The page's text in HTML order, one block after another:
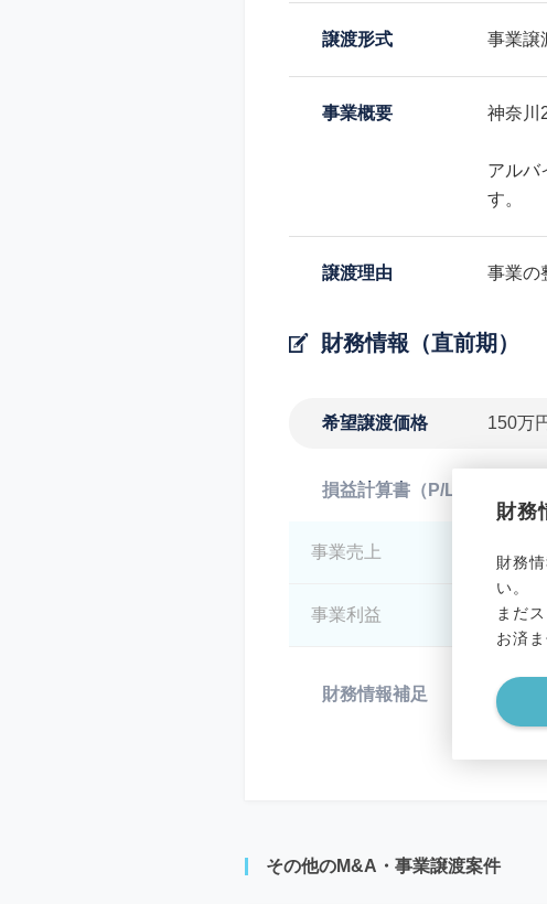
譲渡形式 事業譲
事業概要 神奈川
アルバ
す。
譲渡理由 事業の
財務情報（直前期）
希望譲渡価格 150万
財務
財務
い。
まだ
お済
損益計算書（P/L）
事業売上
事業利益
財務情報補足
その他のM&A・事業譲渡案件